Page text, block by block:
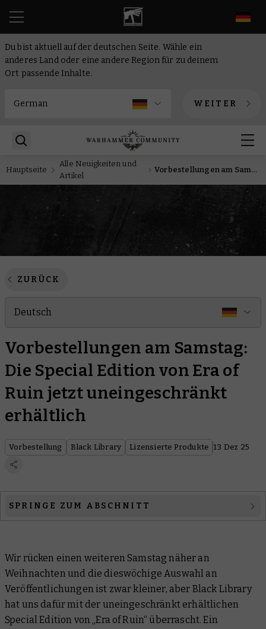
Du bist aktuell auf der deutschen Seite. Wähle ein
anderes Land oder eine andere Region für zu deinem
Ort passende Inhalte.
WEITER
Hauptseite
Alle Neuigkeiten und
Artikel
Vorbestellungen am Samstag: Die Special Edition von Era of Ruin jetzt uneingeschränkt erhältlich
ZURÜCK
Deutsch
Vorbestellungen am Samstag:
Die Special Edition von Era of
Ruin jetzt uneingeschränkt
erhältlich
Vorbestellung Black Library Lizensierte Produkte 13 Dez 25
SPRINGE ZUM ABSCHNITT
Lizensierte Produkte
Wir rücken einen weiteren Samstag näher an
Weihnachten und die dieswöchige Auswahl an
Veröffentlichungen ist zwar kleiner, aber Black Library
hat uns dafür mit der uneingeschränkt erhältlichen
Special Edition von „Era of Ruin“ überrascht. Ein